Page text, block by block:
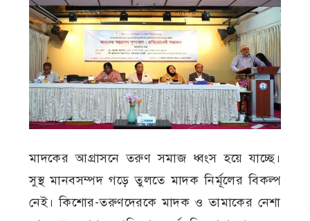
মাদকের আগ্রাসনে তরুণ সমাজ ধ্বংস হয়ে যাচ্ছে।
সুস্থ মানবসম্পদ গড়ে তুলতে মাদক নির্মূলের বিকল্প
নেই। কিশোর-তরুণদেরকে মাদক ও তামাকের নেশা